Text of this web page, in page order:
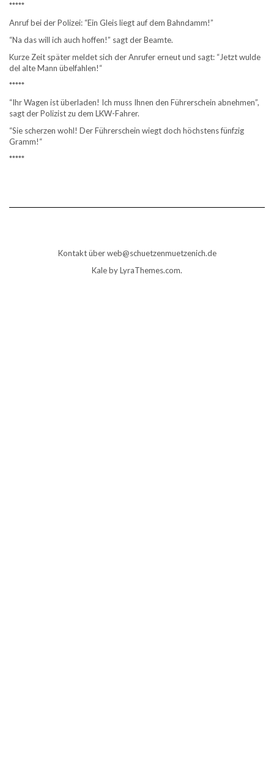
*****
Anruf bei der Polizei: “Ein Gleis liegt auf dem Bahndamm!”
“Na das will ich auch hoffen!” sagt der Beamte.
Kurze Zeit später meldet sich der Anrufer erneut und sagt: “Jetzt wulde
del alte Mann übelfahlen!“
*****
“Ihr Wagen ist überladen! Ich muss Ihnen den Führerschein abnehmen”,
sagt der Polizist zu dem LKW-Fahrer.
“Sie scherzen wohl! Der Führerschein wiegt doch höchstens fünfzig
Gramm!“
*****
Kontakt über web@schuetzenmuetzenich.de
Kaleby LyraThemes.com.